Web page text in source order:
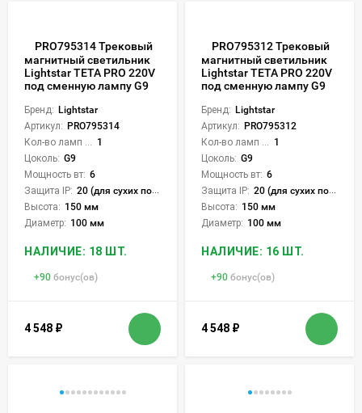
PRO795314 Трековый
магнитный светильник
Lightstar TETA PRO 220V
под сменную лампу G9
Бренд: Lightstar
Артикул: PRO795314
1
Цоколь: G9
Мощность вт: 6
Защита IP: 20 (для сухих пом.)
Высота: 150 мм
Диаметр: 100 мм
НАЛИЧИЕ: 18 ШТ.
+90 бонус(ов)
4 548 ₽
PRO795312 Трековый
магнитный светильник
Lightstar TETA PRO 220V
под сменную лампу G9
Бренд: Lightstar
Артикул: PRO795312
1
Цоколь: G9
Мощность вт: 6
Защита IP: 20 (для сухих пом.)
Высота: 150 мм
Диаметр: 100 мм
НАЛИЧИЕ: 16 ШТ.
+90 бонус(ов)
4 548 ₽